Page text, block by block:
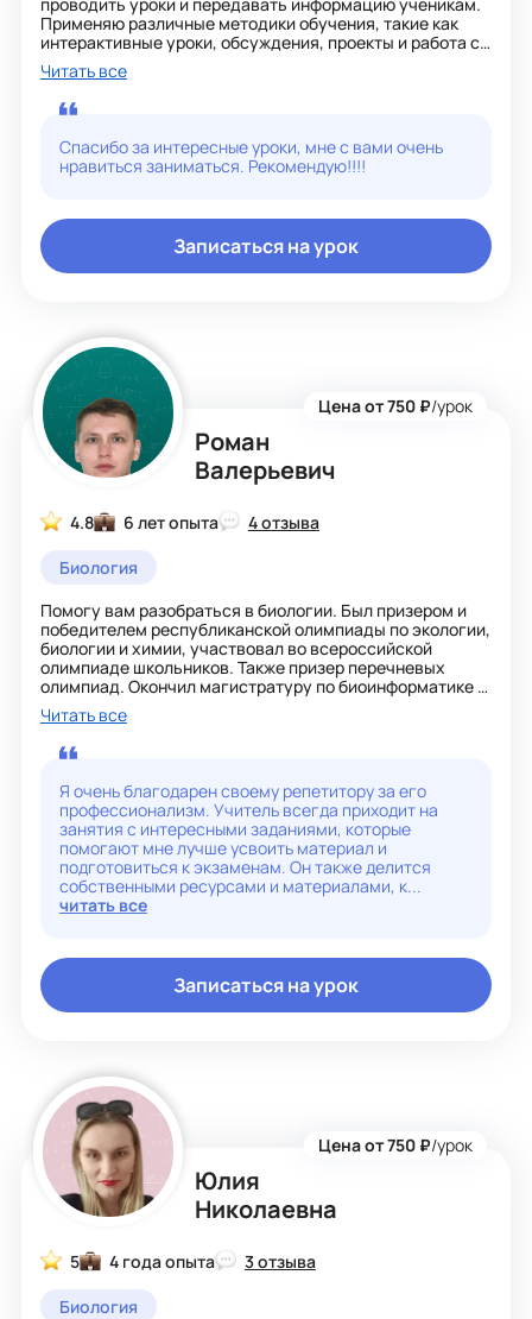
Применяю различные методики обучения, такие как
интерактивные уроки, обсуждения, проекты и работа с
картами, чтобы заинтересовать учеников и помочь им
лучше усвоить материал. Умею хорошо
организовывать и структурировать учебный план таким
образом, чтобы ученики могли последовательно и
систематически осваивать материал. Это может
помочь им достигнуть больших успехов. Мои ученики
демонстрируют высокие результаты на экзаменах и
Читать все
Спасибо за интересные уроки, мне с вами очень
нравиться заниматься. Рекомендую!!!!
Записаться на урок
Роман
Валерьевич
Цена от 750 ₽/урок
4.8 6 лет опыта
4 отзыва
Биология
Помогу вам разобраться в биологии. Был призером и
победителем республиканской олимпиады по экологии,
биологии и химии, участвовал во всероссийской
олимпиаде школьников. Также призер перечневых
олимпиад. Окончил магистратуру по биоинформатике и
занимаюсь научной работой в лаборатории Института
цитологии. Более 6 лет я готовлю выпускников к ЕГЭ по
биологии. Они демонстрируют хорошие результаты,
набирая высокие баллы. Также занимаюсь подготовкой
к ОГЭ и олимпиадам. Биология - это легко и интересно!
Читать все
Я очень благодарен своему репетитору за его
профессионализм. Учитель всегда приходит на
занятия с интересными заданиями, которые
помогают мне лучше усвоить материал и
подготовиться к экзаменам. Он также делится
собственными ресурсами и материалами, к...
читать все
Записаться на урок
Юлия
Николаевна
Цена от 750 ₽/урок
5 4 года опыта
3 отзыва
Биология